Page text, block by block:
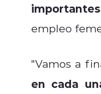
empleo
"Vamos a
en cada